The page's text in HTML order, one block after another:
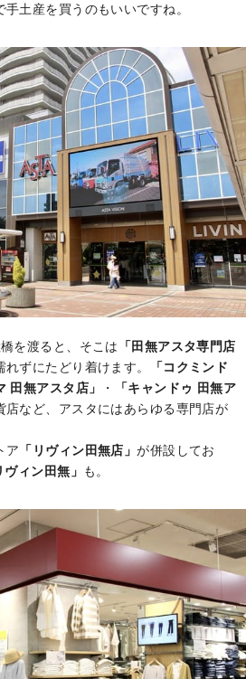
手土産を買うのもいいですね。
を渡ると、そこは
「田無アスタ専門店
ずにたどり着けます。
「コクミンド
田無アスタ店」 ・
「キャンドゥ 田無ア
店など、アスタにはあらゆる専門店が
ア 「リヴィン田無店」が併設してお
ヴィン田無」 も。